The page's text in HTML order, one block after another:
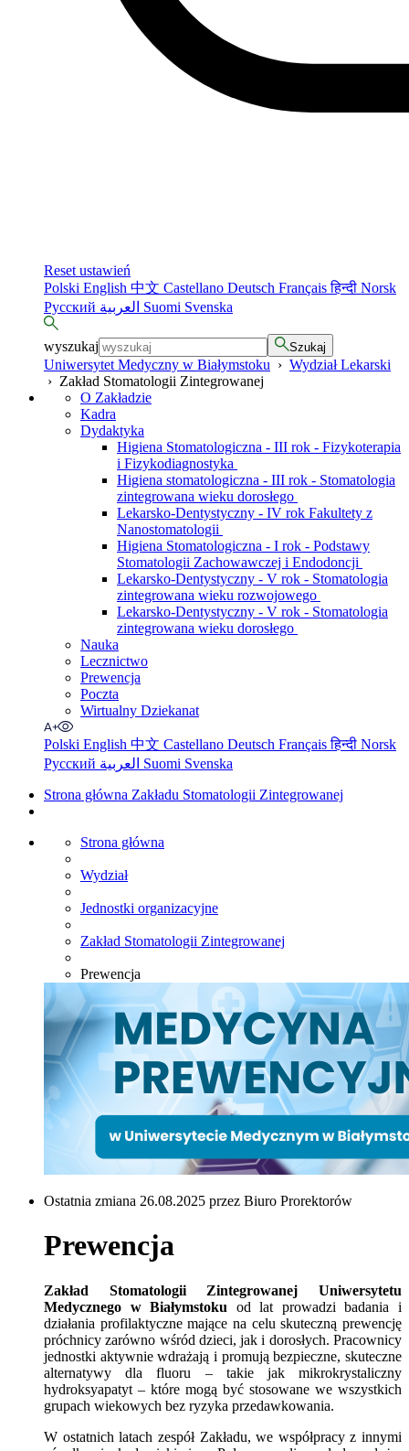
Reset ustawień
Polski English 中文 Castellano Deutsch Françaisहिन्दी Norsk
Русский
Suomi Svenska
wyszukaj Szukaj
Uniwersytet Medyczny w Białymstoku › Wydział Lekarski
› Zakład Stomatologii Zintegrowanej
O Zakładzie
Kadra
Dydaktyka
Higiena Stomatologiczna - III rok - Fizykoterapia
i Fizykodiagnostyka
Higiena stomatologiczna - III rok - Stomatologia
zintegrowana wieku dorosłego
Lekarsko-Dentystyczny - IV rok Fakultety z
Nanostomatologii
Higiena Stomatologiczna - I rok - Podstawy
Stomatologii Zachowawczej i Endodoncji
Lekarsko-Dentystyczny - V rok - Stomatologia
zintegrowana wieku rozwojowego
Lekarsko-Dentystyczny - V rok - Stomatologia
zintegrowana wieku dorosłego
Nauka
Lecznictwo
Prewencja
Poczta
Wirtualny Dziekanat
Polski English 中文 Castellano Deutsch Françaisहिन्दी Norsk
Русский
Suomi Svenska
Strona główna Zakładu Stomatologii Zintegrowanej
Strona główna
Wydział
Jednostki organizacyjne
Zakład Stomatologii Zintegrowanej
Prewencja
Ostatnia zmiana 26.08.2025 przez Biuro Prorektorów
Prewencja
Zakład Stomatologii Zintegrowanej Uniwersytetu
Medycznego w Białymstoku od lat prowadzi badania i
działania profilaktyczne mające na celu skuteczną prewencję
próchnicy zarówno wśród dzieci, jak i dorosłych. Pracownicy
jednostki aktywnie wdrażają i promują bezpieczne, skuteczne
alternatywy dla fluoru – takie jak mikrokrystaliczny
hydroksyapatyt – które mogą być stosowane we wszystkich
grupach wiekowych bez ryzyka przedawkowania.
W ostatnich latach zespół Zakładu, we współpracy z innymi